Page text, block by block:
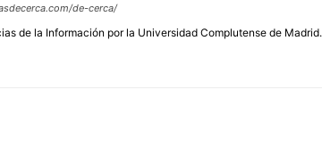
de-cerca/
de la Información por la Universidad Complutense de Madrid.